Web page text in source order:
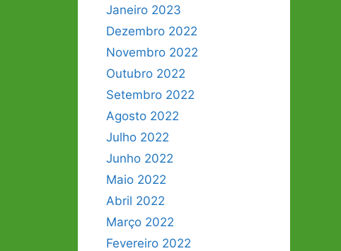
Janeiro 2023
Dezembro 2022
Novembro 2022
Outubro 2022
Setembro 2022
Agosto 2022
Julho 2022
Junho 2022
Maio 2022
Abril 2022
Março 2022
Fevereiro 2022